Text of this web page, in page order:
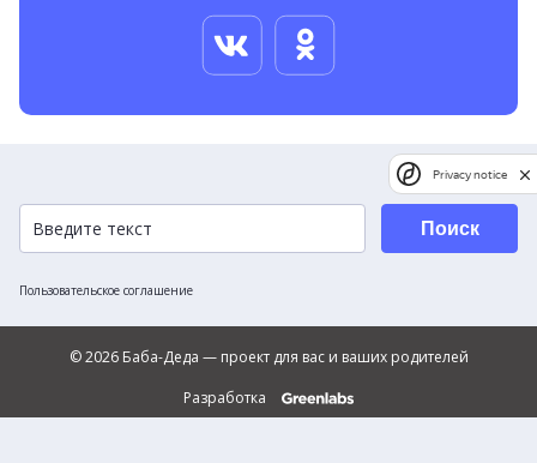
Пользовательское соглашение
Поиск
© 2026 Баба-Деда — проект для вас и ваших родителей
Разработка
Privacy notice